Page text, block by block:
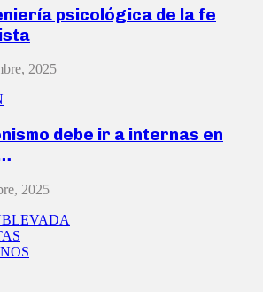
psicológica de la fe
2025
debe ir a internas en
2025